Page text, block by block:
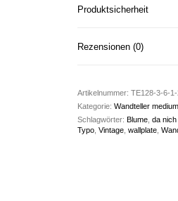
Produktsicherheit
Rezensionen (0)
Artikelnummer: TE128-3-6-
Kategorie: Wandteller medium
Schlagwörter: Blume, da nich
Typo, Vintage, wallplate,